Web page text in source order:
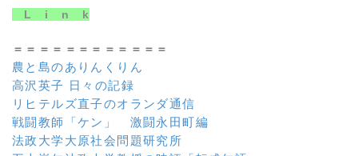
L i n k
＝＝＝＝＝＝＝＝＝＝＝＝
農と島のありんくりん
高沢英子 日々の記録
リヒテルズ直子のオランダ通信
戦闘教師「ケン」 激闘永田町編
法政大学大原社会問題研究所